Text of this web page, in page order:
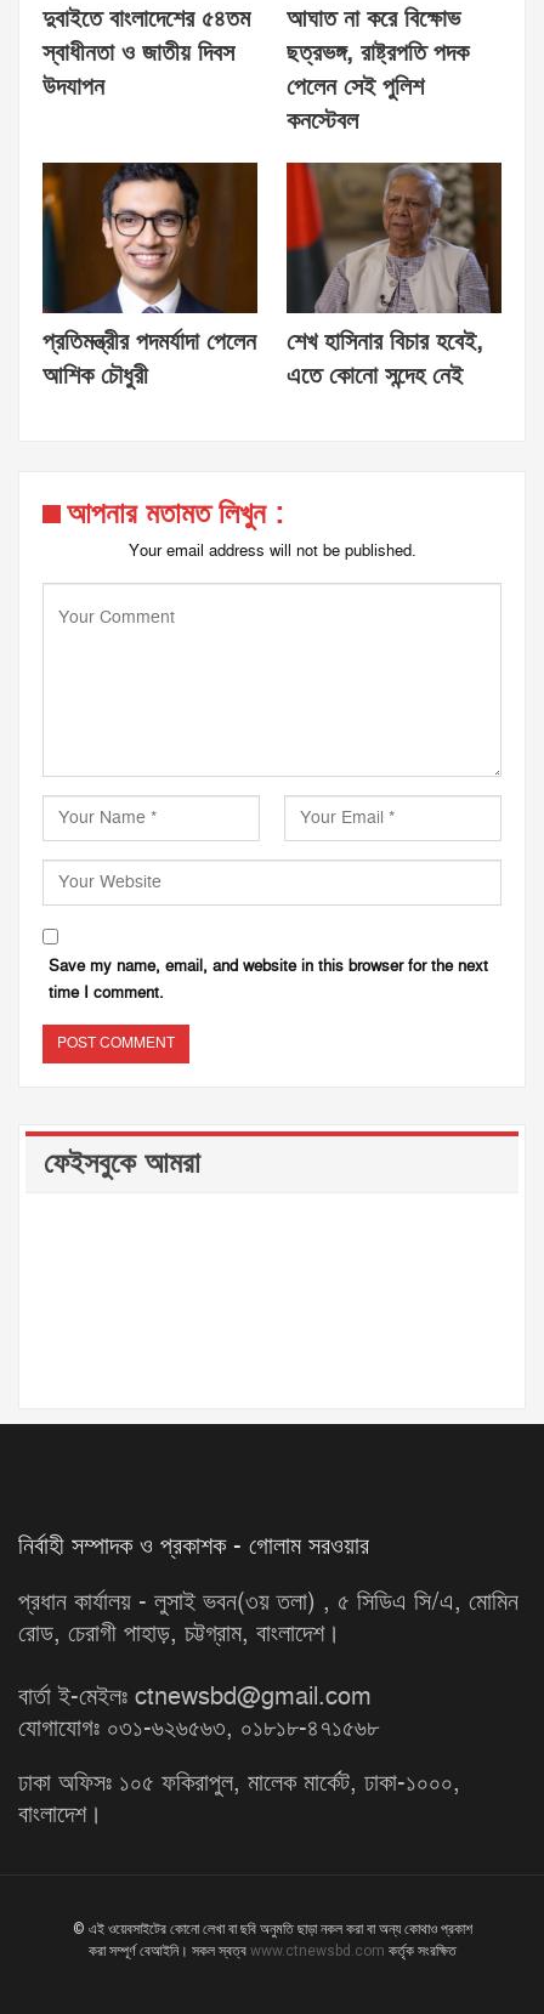
দুবাইতে বাংলাদেশের ৫৪তম
স্বাধীনতা ও জাতীয় দিবস
উদযাপন
আঘাত না করে বিক্ষোভ
ছত্রভঙ্গ, রাষ্ট্রপতি পদক
পেলেন সেই পুলিশ
কনস্টেবল
প্রতিমন্ত্রীর পদমর্যাদা পেলেন
আশিক চৌধুরী
শেখ হাসিনার বিচার হবেই,
এতে কোনো সন্দেহ নেই
আপনার মতামত লিখুন :
Your email address will not be published.
Save my name, email, and website in this browser for the next
time I comment.
ফেইসবুকে আমরা
নির্বাহী সম্পাদক ও প্রকাশক - গোলাম সরওয়ার
প্রধান কার্যালয় - লুসাই ভবন(৩য় তলা) , ৫ সিডিএ সি/এ, মোমিন
রোড, চেরাগী পাহাড়, চট্টগ্রাম, বাংলাদেশ।
বার্তা ই-মেইলঃ ctnewsbd@gmail.com
যোগাযোগঃ ০৩১-৬২৬৫৬৩, ০১৮১৮-৪৭১৫৬৮
ঢাকা অফিসঃ ১০৫ ফকিরাপুল, মালেক মার্কেট, ঢাকা-১০০০,
বাংলাদেশ।
© এই ওয়েবসাইটের কোনো লেখা বা ছবি অনুমতি ছাড়া নকল করা বা অন্য কোথাও প্রকাশ
করা সম্পূর্ণ বেআইনি। সকল স্বত্ব www.ctnewsbd.com কর্তৃক সংরক্ষিত